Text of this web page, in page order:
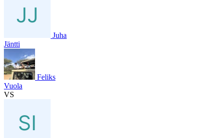
Juha
Jäntti
Feliks
Vuola
VS